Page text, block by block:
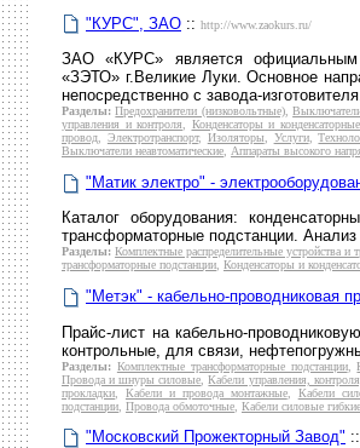
"КУРС", ЗАО :: http://www.zaokurs.ru/
ЗАО «КУРС» является официальным
«ЗЭТО» г.Великие Луки. Основное
непосредственно с завода-
Разделы: Предохранители (низковольтные),
управления и контроля
Конденсаторы и
провод
Электротранспорт, Изоляторы Услуги,
Выключатели неавтоматические
Аппараты высокого
"Матик электро" -
Каталог оборудования:
трансформаторные подстанции.
Разделы: Комплектные распределительные устройства и
трансформаторные подстанции, Конденсаторы и
"Метэк" - кабельно-проводниковая
Прайс-лист на кабельно-
контрольные, для связи,
Разделы: Комплектные трансформаторные подстанции,
Провода и шнуры силовые ,Кабели управления,
прокладки
Кабели и провода монтажные, Кабели
подстанции Провода обмоточные Кабели силовые
"Московский Прожекторный Завод" ::